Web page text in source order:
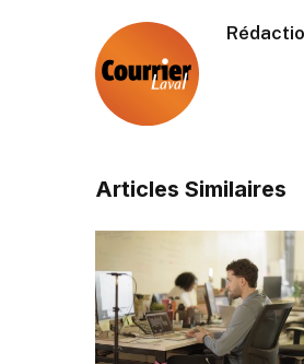
Articles Similaires